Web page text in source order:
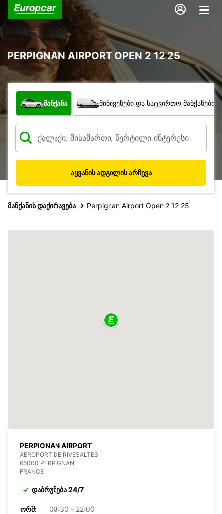
PERPIGNAN AIRPORT OPEN 2 12 25
რა ტიპის ავტომობილი?
მანქანა მინივენები და სატვირთო მანქანები
აყვანის ადგილის არჩევა
მანქანის დაქირავება Perpignan Airport Open 2 12 25
PERPIGNAN AIRPORT
AEROPORT DE RIVESALTES
66000 PERPIGNAN
FRANCE
დაბრუნება 24/7
ᲝᲠᲨ:
08:30 - 22:00